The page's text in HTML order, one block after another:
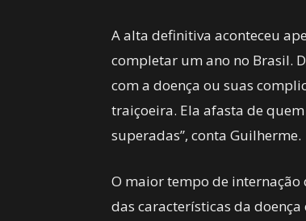
A alta definitiva aconteceu
completar um ano no Brasil.
com a doença ou suas
traiçoeira. Ela afasta de
superadas”, conta Guilherme.
O maior tempo de internação
das características da